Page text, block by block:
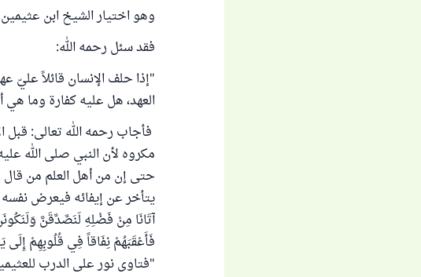
وهو اختيار الشيخ ابن
فقد سئل رحمه الله:
"إذا حلف الإنسان قائلاً عليّ
العهد، هل عليه كفارة وما هي
فأجاب رحمه الله تعالى: قبل
مكروه لأن النبي صلى الله
حتى إن من أهل العلم من قال
يتأخر عن إيفائه فيعرض نفسه
آتَانَا مِنْ فَضْلِهِ لَنَصَّدَّقَنَّ
فَأَعْقَبَهُمْ نِفَاقاً فِي قُلُوبِهِمْ إِلَى
"فتاوى نور على الدرب للعثيمين» (21/ 2 بترقيم